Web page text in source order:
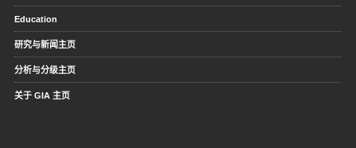
Education
研究与新闻主页
分析与分级主页
关于 GIA 主页